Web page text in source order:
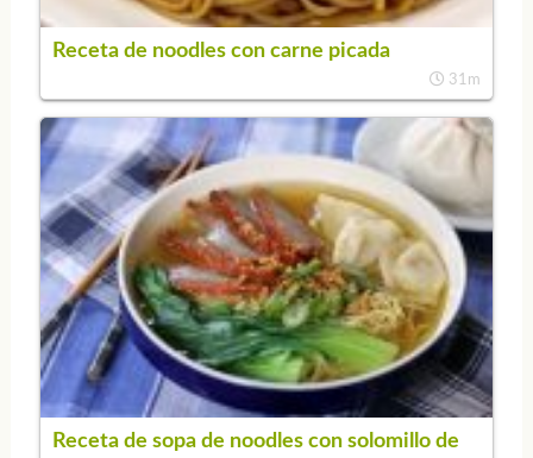
Receta de noodles con carne picada
31m
Receta de sopa de noodles con solomillo de